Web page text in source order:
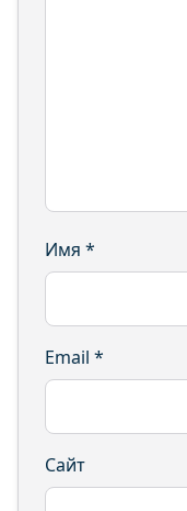
Имя *
Email *
Сайт